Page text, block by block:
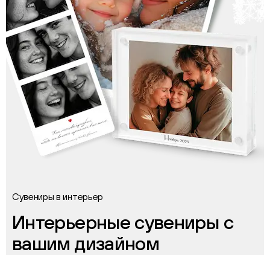
Сувениры в интерьер
Интерьерные сувениры с
вашим дизайном